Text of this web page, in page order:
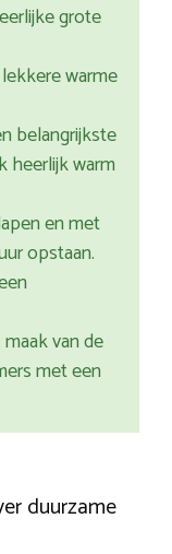
grote
warme
belangrijkste
heerlijk warm
en met
opstaan.
van de
met een
duurzame